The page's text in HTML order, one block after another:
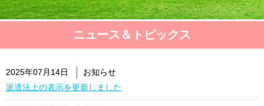
ニュース＆トピックス
2025年07月14日
お知らせ
派遣法上の表示を更新しました